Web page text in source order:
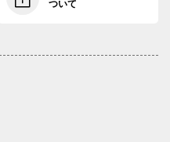
ついて